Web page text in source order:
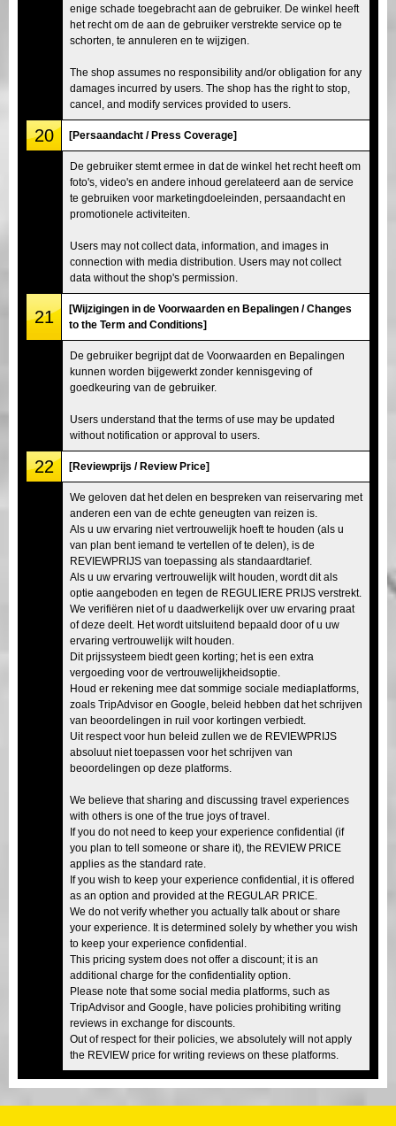
enige schade toegebracht aan de gebruiker. De winkel heeft
het recht om de aan de gebruiker verstrekte service op te
schorten, te annuleren en te wijzigen.
The shop assumes no responsibility and/or obligation for any
damages incurred by users. The shop has the right to stop,
cancel, and modify services provided to users.
20 [Persaandacht / Press Coverage]
De gebruiker stemt ermee in dat de winkel het recht heeft om
foto's, video's en andere inhoud gerelateerd aan de service
te gebruiken voor marketingdoeleinden, persaandacht en
promotionele activiteiten.
Users may not collect data, information, and images in
connection with media distribution. Users may not collect
data without the shop's permission.
21
[Wijzigingen in de Voorwaarden en Bepalingen / Changes
to the Term and Conditions]
De gebruiker begrijpt dat de Voorwaarden en Bepalingen
kunnen worden bijgewerkt zonder kennisgeving of
goedkeuring van de gebruiker.
Users understand that the terms of use may be updated
without notification or approval to users.
22 [Reviewprijs / Review Price]
We geloven dat het delen en bespreken van reiservaring met
anderen een van de echte geneugten van reizen is.
Als u uw ervaring niet vertrouwelijk hoeft te houden (als u
van plan bent iemand te vertellen of te delen), is de
REVIEWPRIJS van toepassing als standaardtarief.
Als u uw ervaring vertrouwelijk wilt houden, wordt dit als
optie aangeboden en tegen de REGULIERE PRIJS verstrekt.
We verifiëren niet of u daadwerkelijk over uw ervaring praat
of deze deelt. Het wordt uitsluitend bepaald door of u uw
ervaring vertrouwelijk wilt houden.
Dit prijssysteem biedt geen korting; het is een extra
vergoeding voor de vertrouwelijkheidsoptie.
Houd er rekening mee dat sommige sociale mediaplatforms,
zoals TripAdvisor en Google, beleid hebben dat het schrijven
van beoordelingen in ruil voor kortingen verbiedt.
Uit respect voor hun beleid zullen we de REVIEWPRIJS
absoluut niet toepassen voor het schrijven van
beoordelingen op deze platforms.
We believe that sharing and discussing travel experiences
with others is one of the true joys of travel.
If you do not need to keep your experience confidential (if
you plan to tell someone or share it), the REVIEW PRICE
applies as the standard rate.
If you wish to keep your experience confidential, it is offered
as an option and provided at the REGULAR PRICE.
We do not verify whether you actually talk about or share
your experience. It is determined solely by whether you wish
to keep your experience confidential.
This pricing system does not offer a discount; it is an
additional charge for the confidentiality option.
Please note that some social media platforms, such as
TripAdvisor and Google, have policies prohibiting writing
reviews in exchange for discounts.
Out of respect for their policies, we absolutely will not apply
the REVIEW price for writing reviews on these platforms.